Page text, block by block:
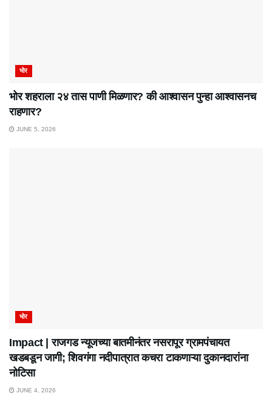
भोर
भोर शहराला २४ तास पाणी मिळणार? की आश्वासन पुन्हा आश्वासनच
राहणार?
JUNE 5, 2026
भोर
Impact | राजगड न्यूजच्या बातमीनंतर नसरापूर ग्रामपंचायत
खडबडून जागी; शिवगंगा नदीपात्रात कचरा टाकणाऱ्या दुकानदारांना
नोटिसा
JUNE 4, 2026